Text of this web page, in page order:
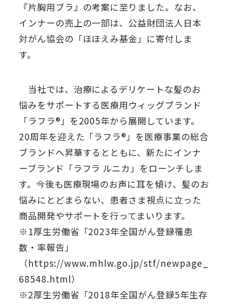
『片胸用ブラ』の考案に至りました。なお、
インナーの売上の一部は、公益財団法人日本
対がん協会の「ほほえみ基金」に寄付しま
す。
当社では、治療によるデリケートな髪のお
悩みをサポートする医療用ウィッグブランド
「ラフラ®」を2005年から展開しています。
20周年を迎えた「ラフラ®」を医療事業の総合
ブランドへ昇華するとともに、新たにインナ
ーブランド「ラフラ ルニカ」をローンチしま
す。今後も医療現場のお声に耳を傾け、髪のお
悩みにとどまらない、患者さま視点に立った
商品開発やサポートを行ってまいります。
※1厚生労働省「2023年全国がん登録罹患
数・率報告」
（https://www.mhlw.go.jp/stf/newpage_
68548.html）
※2厚生労働省「2018年全国がん登録5年生存